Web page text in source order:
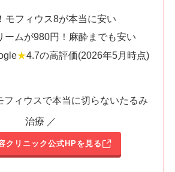
モフィウス8が本当に安い
ームが980円！麻酔までも安い
★4.7の高評価(2026年5月時点)
フィウスで本当に切らないたるみ
治療 ／
クリニック公式HPを見る